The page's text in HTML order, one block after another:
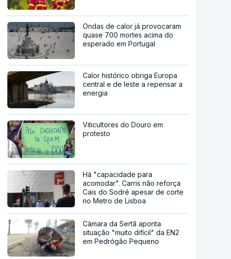
Ondas de calor já provocaram
quase 700 mortes acima do
esperado em Portugal
Calor histórico obriga Europa
central e de leste a repensar a
energia
Viticultores do Douro em
protesto
Há "capacidade para
acomodar". Carris não reforça
Cais do Sodré apesar de corte
no Metro de Lisboa
Câmara da Sertã aponta
situação "muito difícil" da EN2
em Pedrógão Pequeno